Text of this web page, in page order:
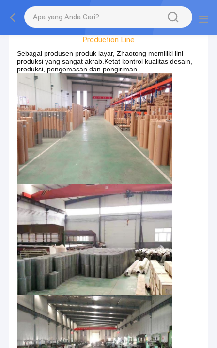
Tur Pabrik
Production Line
Sebagai produsen produk layar, Zhaotong memiliki lini
produksi yang sangat akrab.Ketat kontrol kualitas desain,
produksi, pengemasan dan pengiriman.